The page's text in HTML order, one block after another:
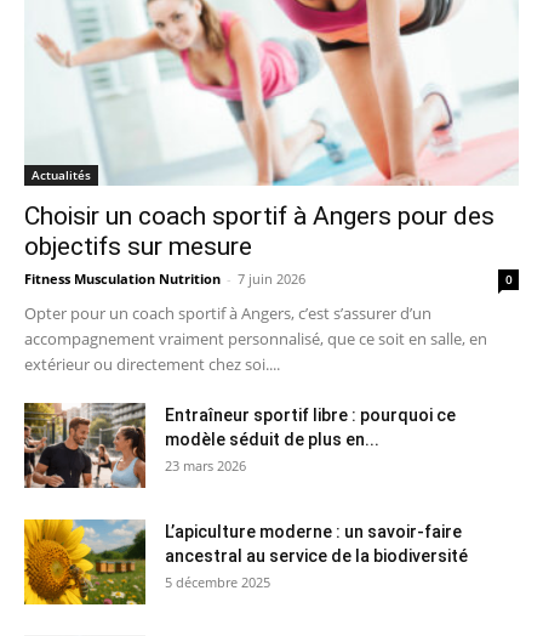
Actualités
Choisir un coach sportif à Angers pour des
objectifs sur mesure
Fitness Musculation Nutrition - 7 juin 2026 0
Opter pour un coach sportif à Angers, c’est s’assurer d’un
accompagnement vraiment personnalisé, que ce soit en salle, en
extérieur ou directement chez soi....
Entraîneur sportif libre : pourquoi ce
modèle séduit de plus en...
23 mars 2026
L’apiculture moderne : un savoir-faire
ancestral au service de la biodiversité
5 décembre 2025